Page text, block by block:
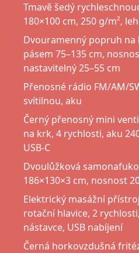
Tmavě šedý
180×100 cm, 250 g/m²,
Dvouramenný popruh
pásem 75–135 cm,
nastavitelný 25–55 cm
Přenosné rádio FM/AM/
svítilnou, aku
Černý přenosný mini
na krk, 4 rychlosti, aku
USB-C
Dvoulůžková
186×130×3 cm, nosnost
Elektrický masážní
rotační hlavice, 2
nástavce, USB nabíjení
Černá horkovzdušná